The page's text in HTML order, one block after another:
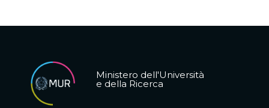
Ministero dell'Università
e della Ricerca